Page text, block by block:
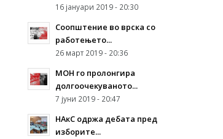
16 јануари 2019 - 20:30
Соопштение во врска со
работењето...
26 март 2019 - 20:36
МОН го пролонгира
долгоочекуваното...
7 јуни 2019 - 20:47
НАкС одржа дебата пред
изборите...